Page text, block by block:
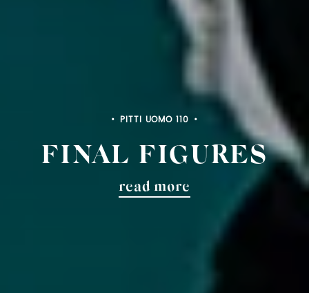
PITTI UOMO 110
FINAL FIGURES
read more